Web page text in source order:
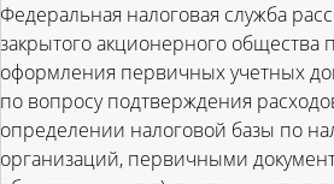
Федеральная налоговая служба
закрытого акционерного общества
оформления первичных учетных
по вопросу подтверждения
определении налоговой базы по
организаций, первичными